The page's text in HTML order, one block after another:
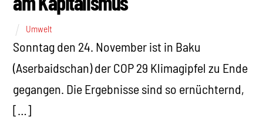
Umwelt
Sonntag den 24. November ist in Baku
(Aserbaidschan) der COP 29 Klimagipfel zu Ende
gegangen. Die Ergebnisse sind so ernüchternd,
[…]